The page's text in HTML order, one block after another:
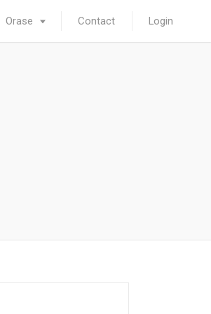
Orase Contact Login